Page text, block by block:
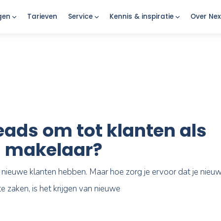
Oplossingen Tarieven Service Kennis &
je leads om tot
makelaar?